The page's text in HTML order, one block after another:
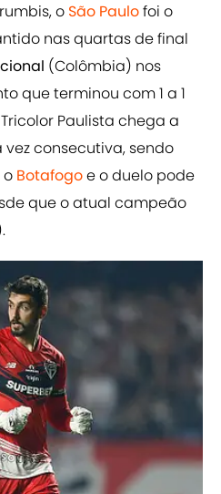
o São Paulofoi o
nas quartas de final
(Colômbia) nos
que terminou com 1 a 1
Paulista chega a
consecutiva, sendo
o Botafogoe o duelo pode
que o atual campeão